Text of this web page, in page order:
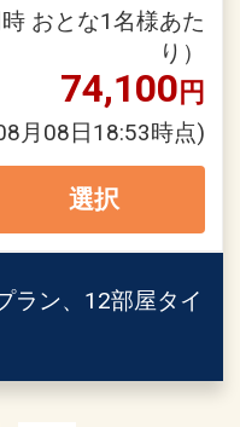
金は、カレンダ
表示される
」でご確認くだ
１本）
能♪（朝食付プ
からの変更（人
食事条件・プラ
増減等の変更）
割引は適用され
きません。
は、カレンダ
」でご確認くだ
時 おとな1名様あた
り）
74,100円
月08日18:53時点)
選択
ラン、12部屋タイ